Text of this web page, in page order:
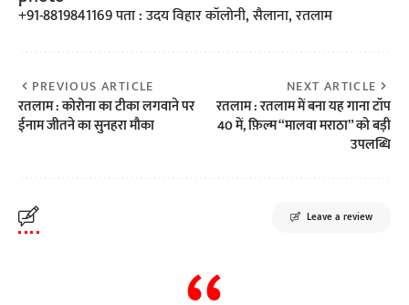
+91-8819841169 पता : उदय विहार कॉलोनी, सैलाना, रतलाम
PREVIOUS ARTICLE
रतलाम : कोरोना का टीका लगवाने पर
ईनाम जीतने का सुनहरा मौका
NEXT ARTICLE
रतलाम : रतलाम में बना यह गाना टॉप
40 में, फ़िल्म “मालवा मराठा” को बड़ी
उपलब्धि
Leave a review